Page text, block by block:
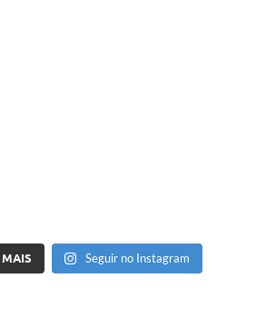
MAIS Seguir no Instagram